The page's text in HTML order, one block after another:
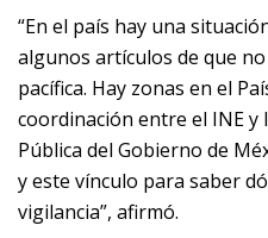
“En el país hay una
algunos artículos de que
pacífica. Hay zonas en el
coordinación entre el INE y
Pública del Gobierno de
y este vínculo para saber
vigilancia”, afirmó.